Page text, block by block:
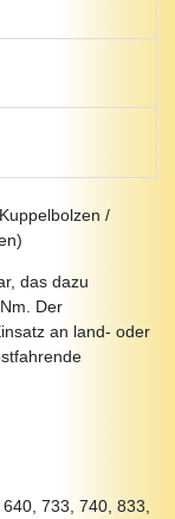
/
das dazu
Der
an land- oder
733, 740, 833,